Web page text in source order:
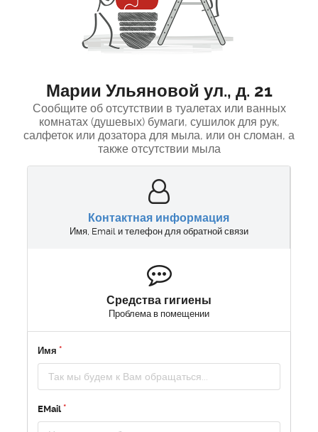
Марии Ульяновой ул., д. 21
Сообщите об отсутствии в туалетах или ванных
комнатах (душевых) бумаги, сушилок для рук,
салфеток или дозатора для мыла, или он сломан, а
также отсутствии мыла
Контактная информация
Имя, Email и телефон для обратной связи
Средства гигиены
Проблема в помещении
Имя
EMail